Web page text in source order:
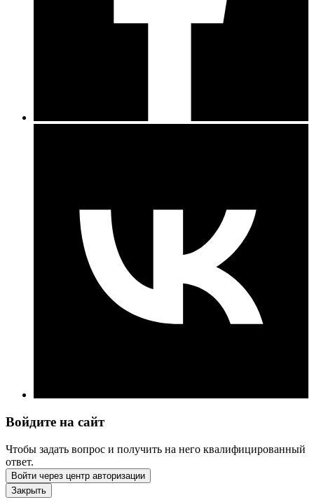
Войдите на сайт
Чтобы задать вопрос и получить на него квалифицированный
ответ.
Войти через центр авторизации
Закрыть